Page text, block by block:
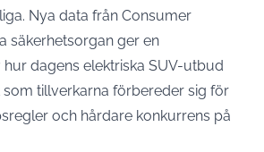
Nya data från Consumer
säkerhetsorgan ger en
dagens elektriska SUV-utbud
tillverkarna förbereder sig för
och hårdare konkurrens på